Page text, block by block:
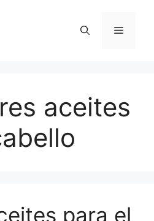
Menú
aceites
para el